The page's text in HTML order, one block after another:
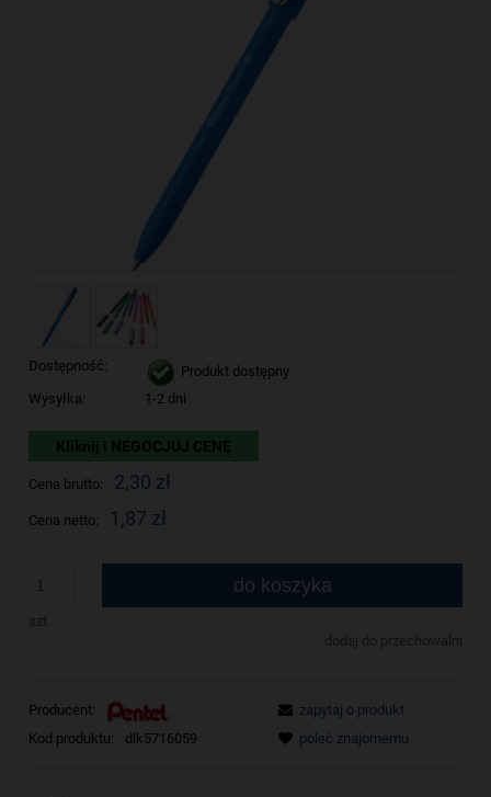
Dostępność:
Produkt dostępny
Wysyłka:
1-2 dni
Kliknij i NEGOCJUJ CENĘ
Cena brutto: 2,30 zł
Cena netto: 1,87 zł
do koszyka
dodaj do przechowalni
Producent:
Kod produktu:
dlk5716059
zapytaj o produkt
poleć znajomemu